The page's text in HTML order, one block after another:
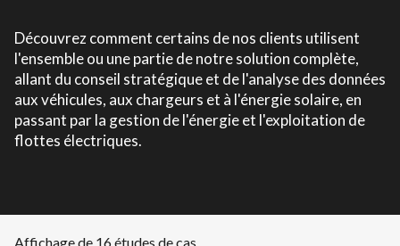
Découvrez comment certains de nos clients utilisent
l'ensemble ou une partie de notre solution complète,
allant du conseil stratégique et de l'analyse des données
aux véhicules, aux chargeurs et à l'énergie solaire, en
passant par la gestion de l'énergie et l'exploitation de
flottes électriques.
Affichage de 16 études de cas